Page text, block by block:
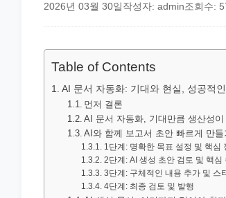
2026년 03월 30일작성자: admin조회수:
Table of Contents
AI 문서 자동화: 기대와 현실, 성공적
먼저 결론
AI 문서 자동화, 기대만큼 생산성
AI와 함께 보고서 초안 빠르게 만
1단계: 명확한 목표 설정 및 핵심
2단계: AI 생성 초안 검토 및 핵심
3단계: 구체적인 내용 추가 및 스
4단계: 최종 검토 및 발행